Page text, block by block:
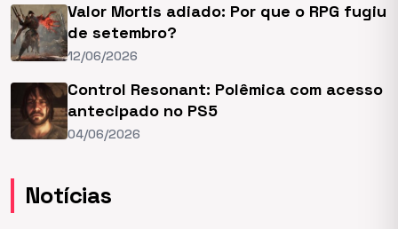
Valor Mortis adiado: Por que o RPG fugiu
de setembro?
12/06/2026
Control Resonant: Polêmica com acesso
antecipado no PS5
04/06/2026
Notícias